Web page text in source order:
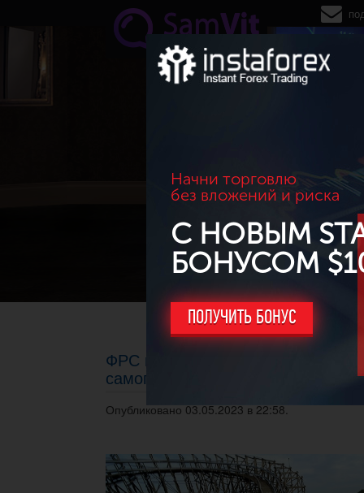
Перейти к основному содержанию
Начни торговлю
без вложений и риска
С НОВЫМ
БОНУСОМ
ПОЛУЧИТЬ БОНУС
ФРС повысила ключевую
самого высокого уровня за 16 лет
Опубликовано 03.05.2023 в 22:58.